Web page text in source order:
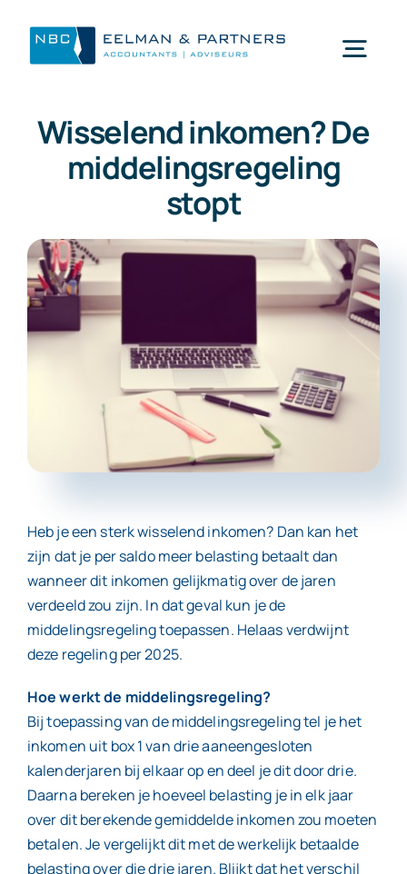
inhoud
Wat doen wij
Wie zijn wij
Mijn NBC Eelman & Partners
Werken bij
Contact
Wisselend inkomen? De
middelingsregeling
stopt
Heb je een sterk wisselend inkomen? Dan kan het
zijn dat je per saldo meer belasting betaalt dan
wanneer dit inkomen gelijkmatig over de jaren
verdeeld zou zijn. In dat geval kun je de
middelingsregeling toepassen. Helaas verdwijnt
deze regeling per 2025.
Hoe werkt de middelingsregeling?
Bij toepassing van de middelingsregeling tel je het
inkomen uit box 1 van drie aaneengesloten
kalenderjaren bij elkaar op en deel je dit door drie.
Daarna bereken je hoeveel belasting je in elk jaar
over dit berekende gemiddelde inkomen zou moeten
betalen. Je vergelijkt dit met de werkelijk betaalde
belasting over die drie jaren. Blijkt dat het verschil